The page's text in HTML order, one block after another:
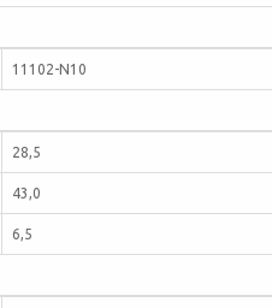
11102-N10
28,5
43,0
6,5